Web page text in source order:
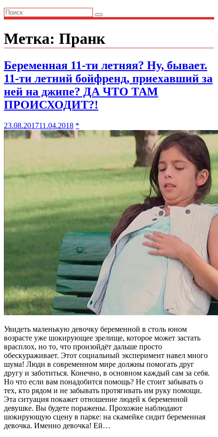
Метка: Пранк
Беременная 11-ти летняя? Ну, бывает.
11-ти летний бойфренд, приехавший за
ней на джипе? ДА ЧТО ТАМ
ПРОИСХОДИТ?!
23.08.201711.04.2018 *
Увидеть маленькую девочку беременной в столь юном
возрасте уже шокирующее зрелище, которое может застать
врасплох, но то, что произойдёт дальше просто
обескураживает. Этот социальный эксперимент навел много
шума! Люди в современном мире должны помогать друг
другу и заботиться. Конечно, в основном каждый сам за себя.
Но что если вам понадобится помощь? Не стоит забывать о
тех, кто рядом и не забывать протягивать им руку помощи.
Эта ситуация покажет отношение людей к беременной
девушке. Вы будете поражены. Прохожие наблюдают
шокирующую сцену в парке: на скамейке сидит беременная
девочка. Именно девочка! Ей…